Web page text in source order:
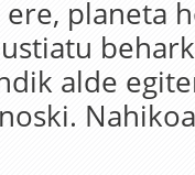
planeta
alde